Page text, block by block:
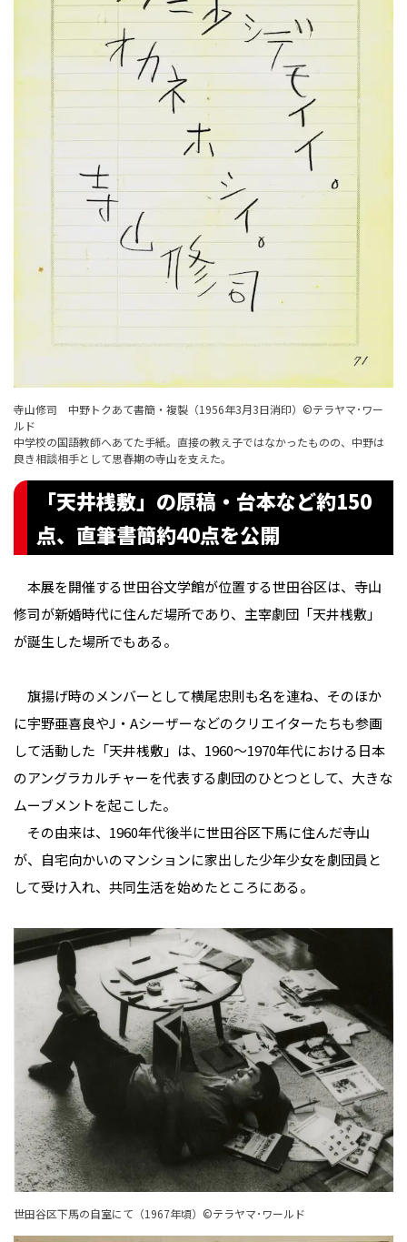
寺山修司 中野トクあて書簡・複製（1956年3月3日消印）©テラヤマ･ワー
ルド
中学校の国語教師へあてた手紙。直接の教え子ではなかったものの、中野は
良き相談相手として思春期の寺山を支えた。
「天井桟敷」の原稿・台本など約150
点、直筆書簡約40点を公開
本展を開催する世田谷文学館が位置する世田谷区は、寺山
修司が新婚時代に住んだ場所であり、主宰劇団「天井桟敷」
が誕生した場所でもある。
旗揚げ時のメンバーとして横尾忠則も名を連ね、そのほか
に宇野亜喜良やJ・Aシーザーなどのクリエイターたちも参画
して活動した「天井桟敷」は、1960〜1970年代における日本
のアングラカルチャーを代表する劇団のひとつとして、大きな
ムーブメントを起こした。
その由来は、1960年代後半に世田谷区下馬に住んだ寺山
が、自宅向かいのマンションに家出した少年少女を劇団員と
して受け入れ、共同生活を始めたところにある。
世田谷区下馬の自室にて（1967年頃）©テラヤマ･ワールド